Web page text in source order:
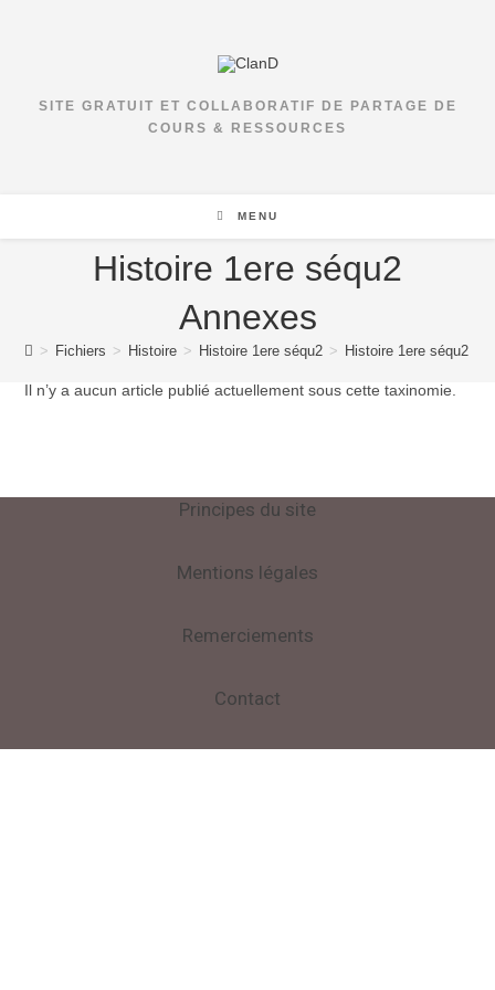
SITE GRATUIT ET COLLABORATIF DE PARTAGE DE
COURS & RESSOURCES
MENU
Histoire 1ere séqu2
Annexes
> Fichiers > Histoire > Histoire 1ere séqu2 > Histoire 1ere séqu2
Il n’y a aucun article publié actuellement sous cette taxinomie.
Principes du site
Mentions légales
Remerciements
Contact